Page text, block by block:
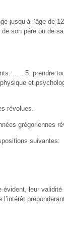
jusqu’à l’âge de
son pére ou de
… . 5. prendre
et
révolues.
grégoriennes
suivantes:
leur validité